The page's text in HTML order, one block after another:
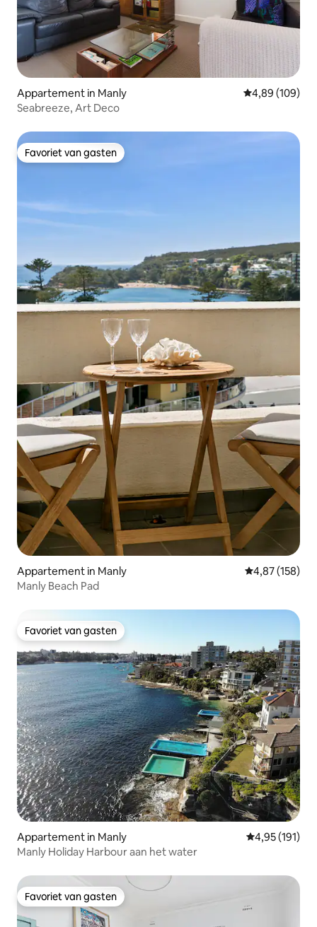
Appartement in Manly Gemiddelde
4,89 (109)
Seabreeze, Art Deco
Favoriet van gasten
Favoriet van gasten
Appartement in Manly Gemiddelde
4,87 (158)
Manly Beach Pad
Favoriet van gasten
Favoriet van gasten
Appartement in Manly Gemiddelde
4,95 (191)
Manly Holiday Harbour aan het water
Favoriet van gasten
Favoriet van gasten